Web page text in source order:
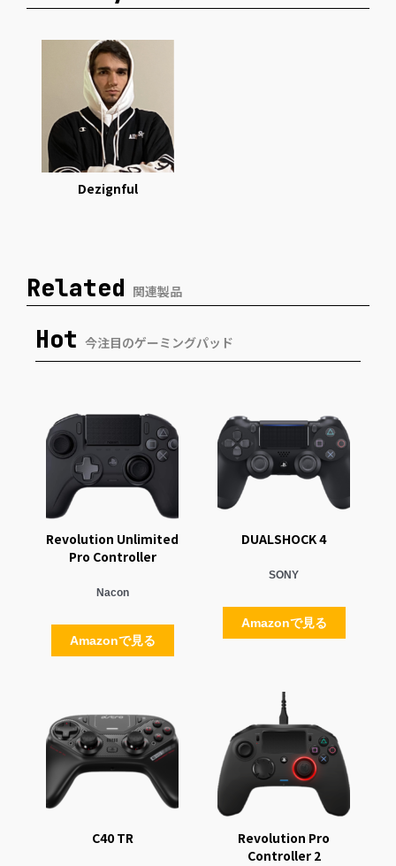
Dezignful
Related 関連製品
Hot 今注目のゲーミングパッド
Revolution Unlimited
Pro Controller
Nacon
Amazonで見る
DUALSHOCK 4
SONY
Amazonで見る
C40 TR
Revolution Pro
Controller 2